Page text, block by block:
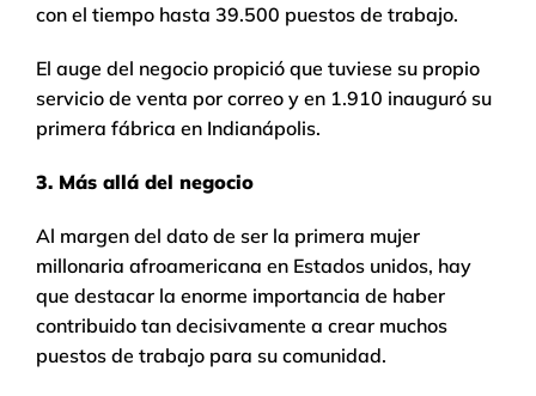
con el tiempo hasta 39.500 puestos de trabajo.
El auge del negocio propició que tuviese su propio
servicio de venta por correo y en 1.910 inauguró su
primera fábrica en Indianápolis.
3. Más allá del negocio
Al margen del dato de ser la primera mujer
millonaria afroamericana en Estados unidos, hay
que destacar la enorme importancia de haber
contribuido tan decisivamente a crear muchos
puestos de trabajo para su comunidad.